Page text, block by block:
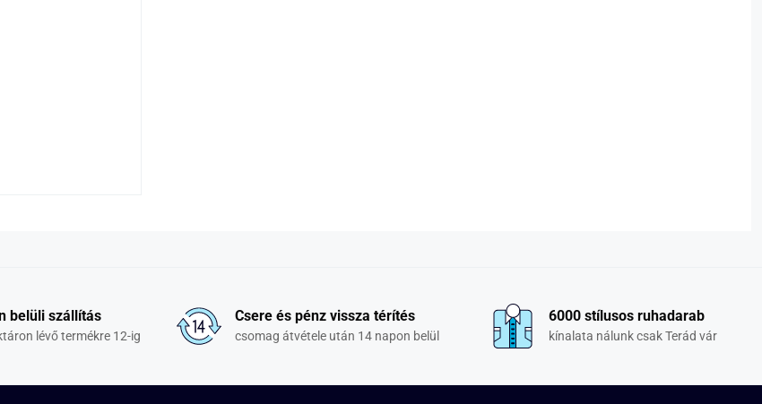
belüli szállítás
lévő termékre 12-ig
Csere és pénz vissza térítés
csomag átvétele után 14 napon belül
6000 stílusos ruhadarab
kínalata nálunk csak Terád vár